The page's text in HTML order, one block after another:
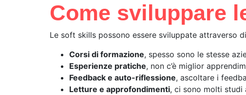
Come sviluppare
Le soft skills possono essere sviluppate attraverso
Corsi di formazione, spesso sono le stesse
Esperienze pratiche, non c’è miglior
Feedback e auto-riflessione, ascoltare i
Letture e approfondimenti, ci sono molti studi